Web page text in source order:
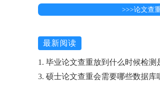
>>>论文查
最新阅读
1. 毕业论文查重放到什么时候检测
3. 硕士论文查重会需要哪些数据库